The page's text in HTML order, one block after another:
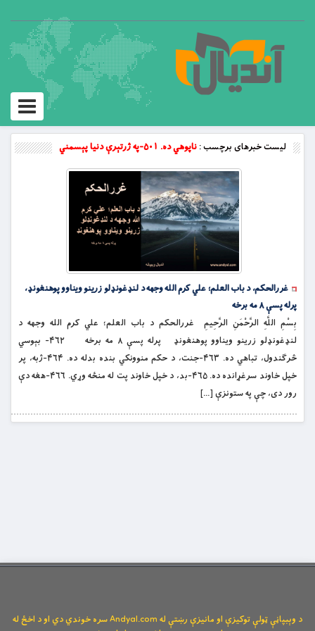
Toggle
لیست خبرهای برچسب :ناپوهي ده. ۵۰۱-په ژرتېرې دنیا پېسمني
غررالحکم، د باب العلم؛ علي کرم الله وجهه د لنډغونډلو زرینو ویناوو پوهنغونډ،
پرله پسې ۸ مه برخه
بِسْمِ اللَّهِ الرَّحْمَنِ الرَّحِيمِ غررالحکم د باب العلم؛ علي کرم الله وجهه د
لنډغونډلو زرینو ویناوو پوهنغونډ پرله پسې ۸ مه برخه ۴۶۲- بېوسي
څرګندول، تباهي ده. ۴۶۳-جنت، د حکم منوونکي بنده بدله ده. ۴۶۴-ژبه، پر
خپل خاوند سرغړانده ده. ۴۶۵-بد، د خپل خاوند پت له منځه وړي. ۴۶۶-هغه دې
رور دی، چې په ستونزې […]
د وېبپاڼې ټولې توکیزې او مانیزې رښتې له Andyal.com سره خوندي دي او د اخځ له